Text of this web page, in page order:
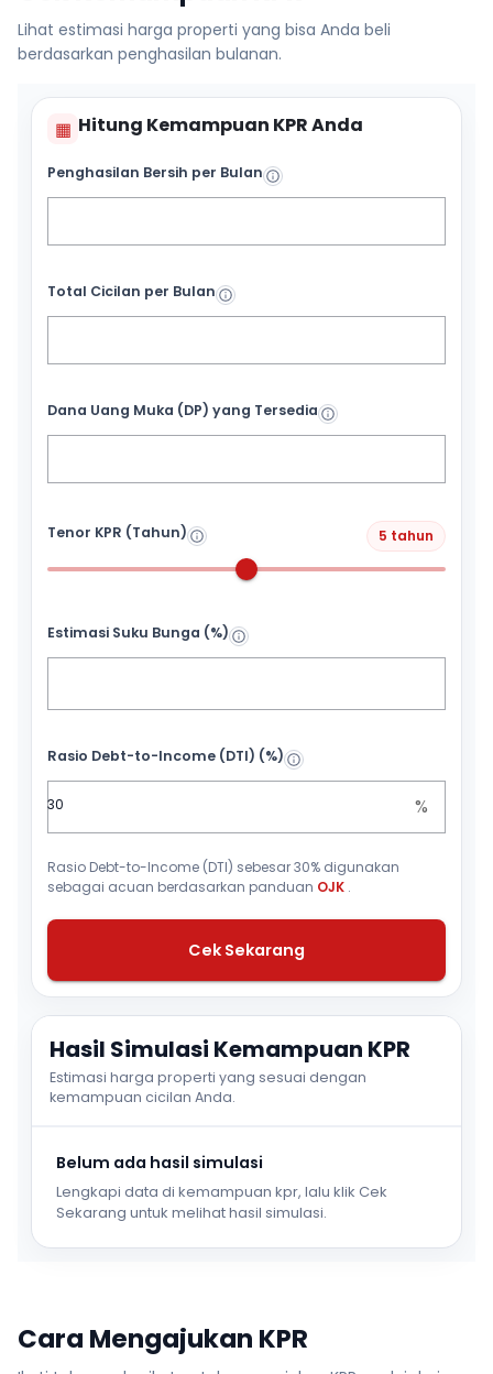
Lihat estimasi harga properti yang bisa Anda beli
berdasarkan penghasilan bulanan.
▦ Hitung Kemampuan KPR Anda
Penghasilan Bersih per Bulan
Total Cicilan per Bulan
Dana Uang Muka (DP) yang Tersedia
Tenor KPR (Tahun) 5 tahun
Estimasi Suku Bunga (%)
Rasio Debt-to-Income (DTI) (%)
%
Rasio Debt-to-Income (DTI) sebesar 30% digunakan
sebagai acuan berdasarkan panduan OJK .
Cek Sekarang
Hasil Simulasi Kemampuan KPR
Estimasi harga properti yang sesuai dengan
kemampuan cicilan Anda.
Belum ada hasil simulasi
Lengkapi data di kemampuan kpr, lalu klik Cek
Sekarang untuk melihat hasil simulasi.
Cara Mengajukan KPR